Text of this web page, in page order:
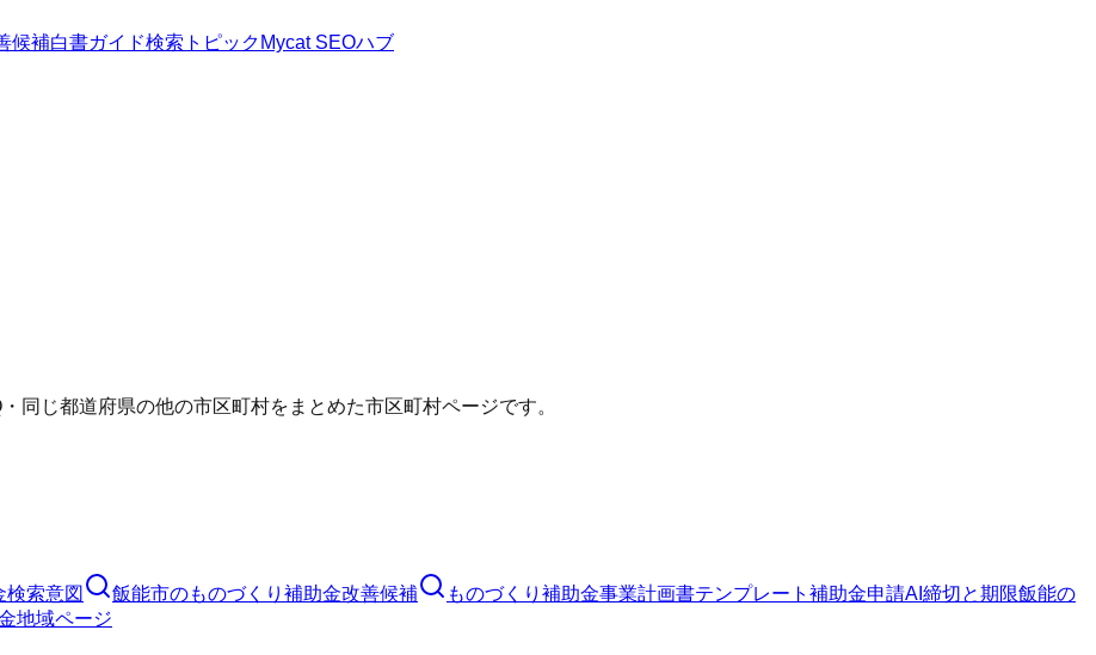
候補白書ガイド検索トピック Mycat SEOハブ
同じ都道府県の他の市区町村をまとめた市区町村ページです。
検索意図 飯能市のものづくり補助金改善候補 ものづくり補助金事業計画書テンプレート 補助金申請AI 締切と期限飯能の
地域ページ